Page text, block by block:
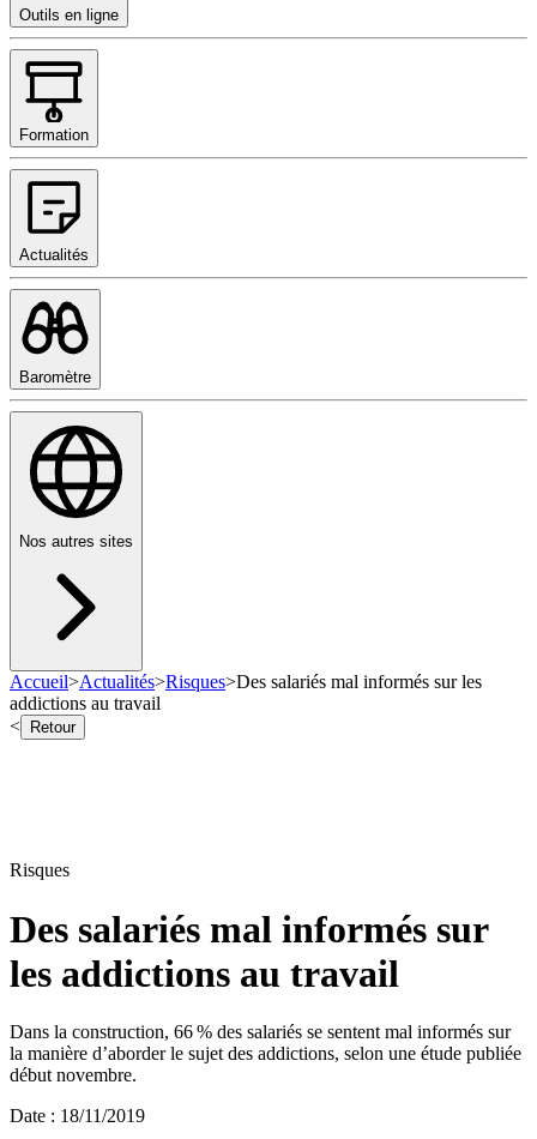
Outils en ligne
Formation
Actualités
Baromètre
Nos autres sites
Accueil>Actualités>Risques>Des salariés mal informés sur les
addictions au travail
<
Retour
Risques
Des salariés mal informés sur
les addictions au travail
Dans la construction, 66 % des salariés se sentent mal informés sur
la manière d’aborder le sujet des addictions, selon une étude publiée
début novembre.
Date : 18/11/2019